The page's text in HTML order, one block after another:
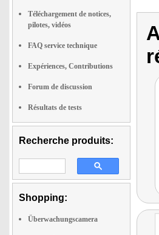
Téléchargement de notices,
pilotes, vidéos
FAQ service technique
Expériences, Contributions
Forum de discussion
Résultats de tests
Recherche produits:
Shopping:
Überwachungscamera